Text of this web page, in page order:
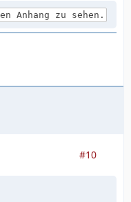
Anhang zu sehen.
#10